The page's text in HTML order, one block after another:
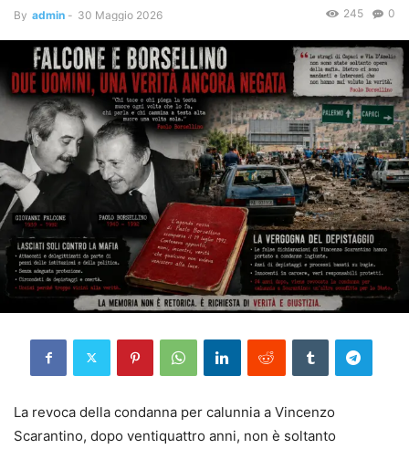
By admin - 30 Maggio 2026 0
245
La revoca della condanna per calunnia a Vincenzo
Scarantino, dopo ventiquattro anni, non è soltanto